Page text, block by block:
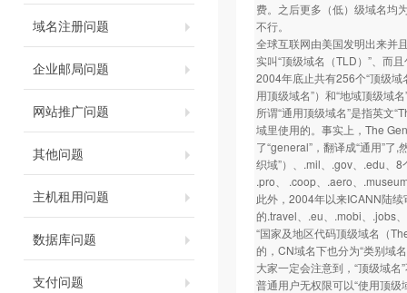
域名注册问题
企业邮局问题
网站推广问题
其他问题
主机租用问题
数据库问题
支付问题
费。之后更多（低）级域名均
不行。
全球互联网由美国发明出来并
实叫“顶级域名（TLD）”、而
2004年底止共有256个“顶级域
用顶级域名”）和“地域顶级域
所谓“通用顶级域名”是指英文
域里使用的。事实上，The
了“general”，翻译成“通用”
织域”）、.mil、.gov、.edu、
.pro、 .coop、.aero、
此外，2004年以来ICANN陆
的.travel、.eu、.mobi、.jobs
“国家及地区代码顶级域名（
的，CN域名下也分为“类别域
大家一定会注意到，“顶级域
普通用户无权限可以“使用顶